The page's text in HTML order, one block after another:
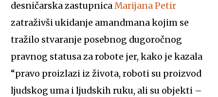
desničarska zastupnicaMarijana Petir
zatraživši ukidanje amandmana kojim se
tražilo stvaranje posebnog dugoročnog
pravnog statusa za robote jer, kako je kazala
“pravo proizlazi iz života, roboti su proizvod
ljudskog uma i ljudskih ruku, ali su objekti –